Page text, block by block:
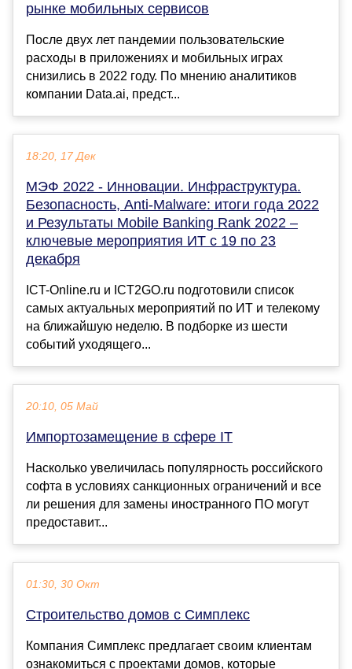
рынке мобильных сервисов
После двух лет пандемии пользовательские
расходы в приложениях и мобильных играх
снизились в 2022 году. По мнению аналитиков
компании Data.ai, предст...
18:20, 17 Дек
МЭФ 2022 - Инновации. Инфраструктура.
Безопасность, Anti-Malware: итоги года 2022
и Результаты Mobile Banking Rank 2022 –
ключевые мероприятия ИТ с 19 по 23
декабря
ICT-Online.ru и ICT2GO.ru подготовили список
самых актуальных мероприятий по ИТ и телекому
на ближайшую неделю. В подборке из шести
событий уходящего...
20:10, 05 Май
Импортозамещение в сфере IT
Насколько увеличилась популярность российского
софта в условиях санкционных ограничений и все
ли решения для замены иностранного ПО могут
предоставит...
01:30, 30 Окт
Строительство домов с Симплекс
Компания Симплекс предлагает своим клиентам
ознакомиться с проектами домов, которые